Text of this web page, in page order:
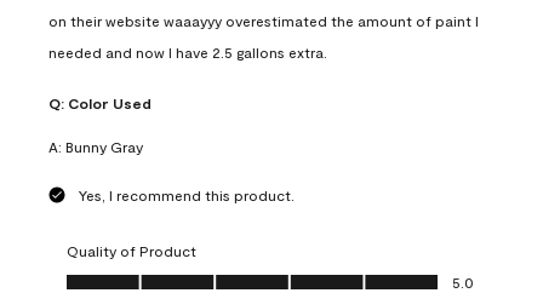
on their website waaayyy overestimated the amount of paint I
needed and now I have 2.5 gallons extra.
Q: Color Used
A: Bunny Gray
Yes, I recommend this product.
Quality of Product
Quality of Product, 5.0 out of 5
5.0